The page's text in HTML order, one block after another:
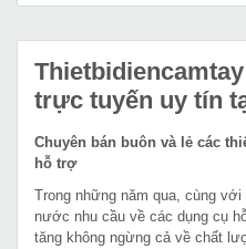
Thietbidiencamtay
trực tuyến uy tín
Chuyên bán buôn và lẻ các
hỗ trợ
Trong những năm qua, cùng
nước nhu cầu về các dụng cụ
tăng không ngừng cả về chất